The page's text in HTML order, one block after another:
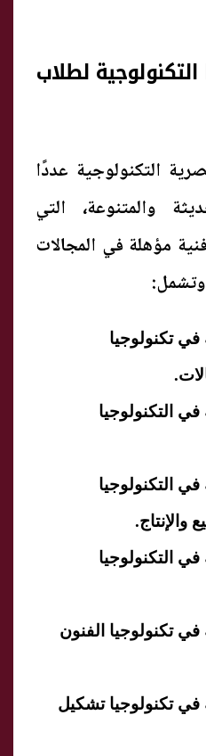
لطلاب
التكنولوجية عددًا
والمتنوعة، التي
مؤهلة في المجالات
وتشمل:
في تكنولوجيا
في التكنولوجيا
في التكنولوجيا
والإنتاج.
في التكنولوجيا
في تكنولوجيا الفنون
في تكنولوجيا تشكيل